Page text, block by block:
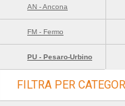
AN - Ancona
FM - Fermo
PU - Pesaro-Urbino
FILTRA PER